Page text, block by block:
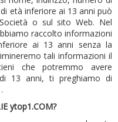
età inferiore ai 13 anni può
o sul sito Web. Nel
raccolto informazioni
ai 13 anni senza la
tali informazioni il
che potremmo avere
13 anni, ti preghiamo di
.
ytop1.COM?